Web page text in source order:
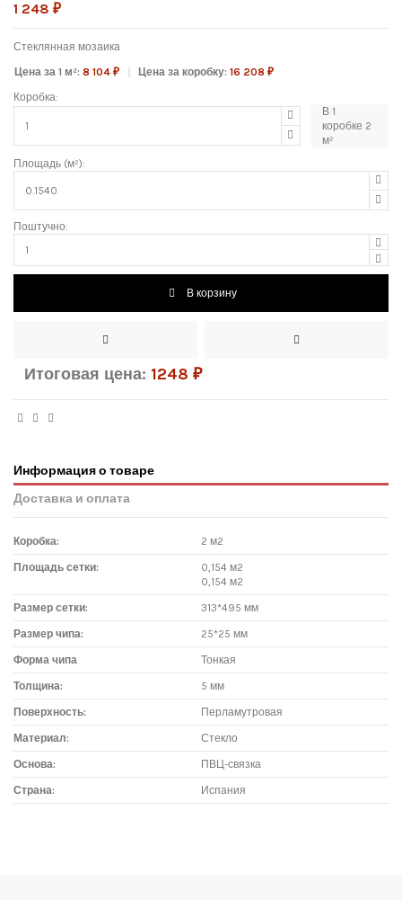
1 248 ₽
Стеклянная мозаика
Цена за 1 м²:8 104 ₽ Цена за коробку:16 208 ₽
Коробка:
В 1
коробке 2
м²
Площадь (м²):
Поштучно:
В корзину
Итоговая цена: 1248 ₽
Информация о товаре
Доставка и оплата
Коробка: 2 м2
Площадь сетки:
0,154 м2
0,154 м2
Размер сетки: 313*495 мм
Размер чипа: 25*25 мм
Форма чипа Тонкая
Толщина: 5 мм
Поверхность: Перламутровая
Материал: Стекло
Основа: ПВЦ-связка
Страна: Испания